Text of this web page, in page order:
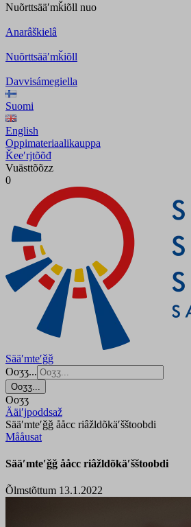
Nuõrttsääʹmǩiõll nuo
Anarâškielâ
Nuõrttsääʹmǩiõll
Davvisámegiella
Suomi
English
Oppimateriaalikauppa
Ǩeeʹrjtõõđ
Vuästtõõzz
0
Sääʹmteʹǧǧ
Ooʒʒ...
Ooʒʒ...
Ooʒʒ
Ääiʹjpoddsaž
Sääʹmteʹǧǧ ååcc riâžldõkäʹšštoobdi
Mååusat
Sääʹmteʹǧǧ ååcc riâžldõkäʹšštoobdi
Õlmstõttum 13.1.2022